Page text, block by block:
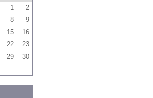
1
2
8
9
15
16
22
23
29
30